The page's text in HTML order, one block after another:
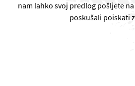
nam lahko svoj predlog pošljete
poskušali poiskati